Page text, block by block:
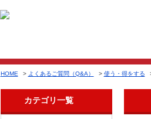
HOME > よくあるご質問（Q&A） > 使う・得をする
カテゴリ一覧